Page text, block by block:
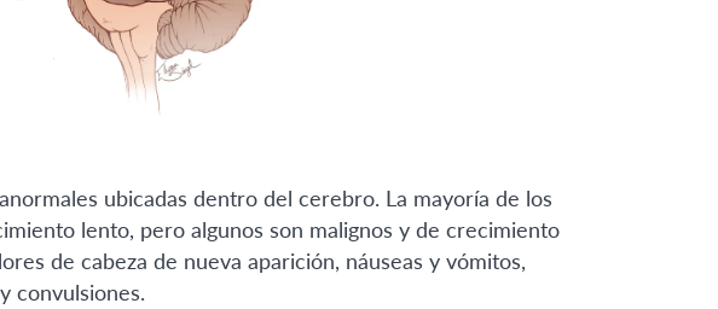
ubicadas dentro del cerebro. La mayoría de los
lento, pero algunos son malignos y de crecimiento
de cabeza de nueva aparición, náuseas y vómitos,
convulsiones.